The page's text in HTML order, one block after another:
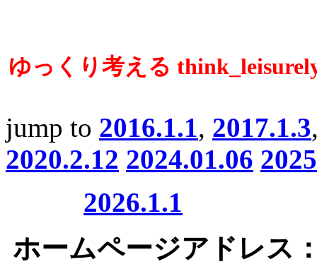
ゆっくり考える
jump to 2016.1.1, 2017.1.3
2020.2.12 2024.01.06
2026.1.1
ホームページアドレス